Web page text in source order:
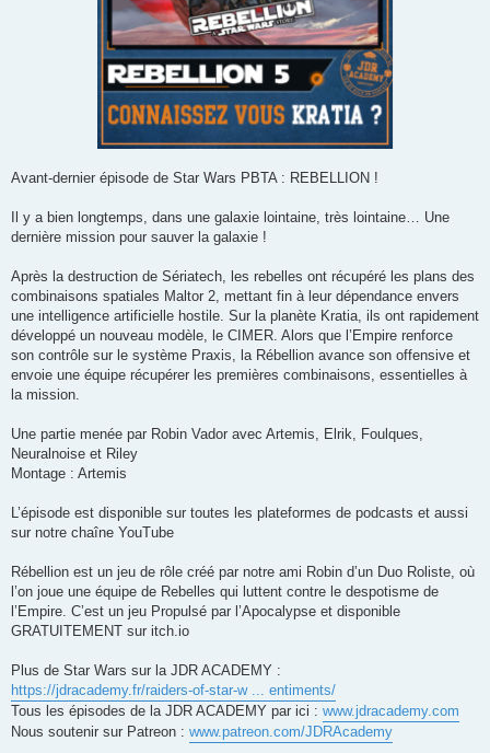
Avant-dernier épisode de Star Wars PBTA : REBELLION !
Il y a bien longtemps, dans une galaxie lointaine, très lointaine… Une
dernière mission pour sauver la galaxie !
Après la destruction de Sériatech, les rebelles ont récupéré les plans des
combinaisons spatiales Maltor 2, mettant fin à leur dépendance envers
une intelligence artificielle hostile. Sur la planète Kratia, ils ont rapidement
développé un nouveau modèle, le CIMER. Alors que l’Empire renforce
son contrôle sur le système Praxis, la Rébellion avance son offensive et
envoie une équipe récupérer les premières combinaisons, essentielles à
la mission.
Une partie menée par Robin Vador avec Artemis, Elrik, Foulques,
Neuralnoise et Riley
Montage : Artemis
L’épisode est disponible sur toutes les plateformes de podcasts et aussi
sur notre chaîne YouTube
Rébellion est un jeu de rôle créé par notre ami Robin d’un Duo Roliste, où
l’on joue une équipe de Rebelles qui luttent contre le despotisme de
l’Empire. C’est un jeu Propulsé par l’Apocalypse et disponible
GRATUITEMENT sur itch.io
Plus de Star Wars sur la JDR ACADEMY :
https://jdracademy.fr/raiders-of-star-w ... entiments/
Tous les épisodes de la JDR ACADEMY par ici : www.jdracademy.com
Nous soutenir sur Patreon : www.patreon.com/JDRAcademy